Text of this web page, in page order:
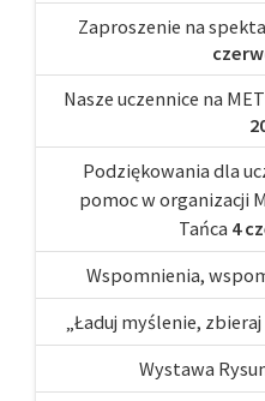
Zaproszenie na
Nasze uczennice na
Podziękowania dla
pomoc w organizacji
Tańca 4
Wspomnienia,
„Ładuj myślenie,
Wystawa